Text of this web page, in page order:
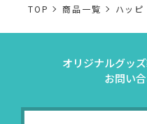
TOP 商品一覧 ハッピ
オリジナルグッ
お問い